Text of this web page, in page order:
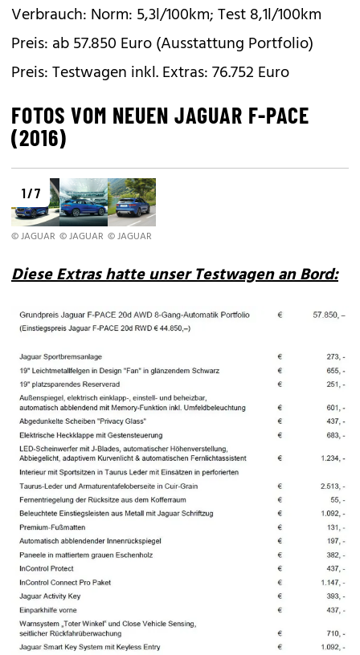
Verbrauch: Norm: 5,3l/100km; Test 8,1l/100km
Preis: ab 57.850 Euro (Ausstattung Portfolio)
Preis: Testwagen inkl. Extras: 76.752 Euro
FOTOS VOM NEUEN JAGUAR F-PACE
(2016)
1 / 7
© JAGUAR © JAGUAR © JAGUAR
Diese Extras hatte unser Testwagen an Bord: